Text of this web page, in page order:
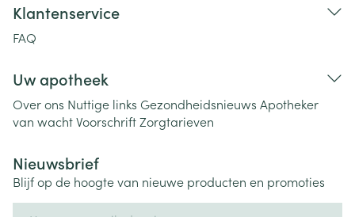
Klantenservice
FAQ
Uw apotheek
Over ons Nuttige links Gezondheidsnieuws Apotheker
van wachtVoorschriftZorgtarieven
Nieuwsbrief
Blijf op de hoogte van nieuwe producten en promoties